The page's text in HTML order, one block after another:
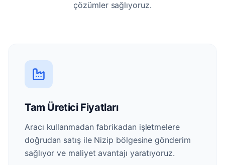
çözümler sağlıyoruz.
Tam Üretici Fiyatları
Aracı kullanmadan fabrikadan işletmelere
doğrudan satış ile Nizip bölgesine gönderim
sağlıyor ve maliyet avantajı yaratıyoruz.